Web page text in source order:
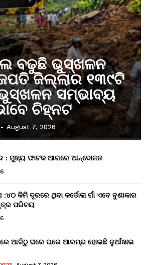
ବଢୁଛି ଭୁସ୍ଖଳନ
ଜିଲ୍ଲାର ୧୩୯ଟି
ସମ୍ଭାବ୍ୟ
ଚିହ୍ନଟ
- August 7, 2026
: ମୁଖ୍ୟ ଫାଟକ ଆଗରେ ଆନ୍ଦୋଳନ
କିମି ଦୂରରେ ଥିବା କର୍ଡୋଲା ଗାଁ ଏବେ ବୁଣାକାର
ପରିଚୟ
ଆଜିଠୁ ଘରେ ଘରେ ଆରମ୍ଭ ହୋଇଛି ନୁଆଁଖାଇ